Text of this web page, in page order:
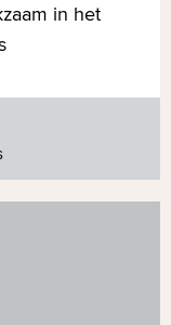
in het